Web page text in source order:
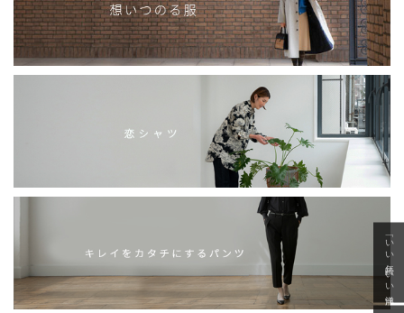
「いい年齢 いい洋服」